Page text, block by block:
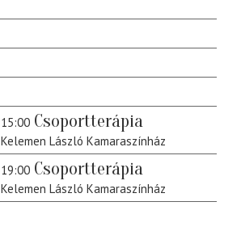
15:00 Csoportterápia
Kelemen László Kamaraszínház
19:00 Csoportterápia
Kelemen László Kamaraszínház